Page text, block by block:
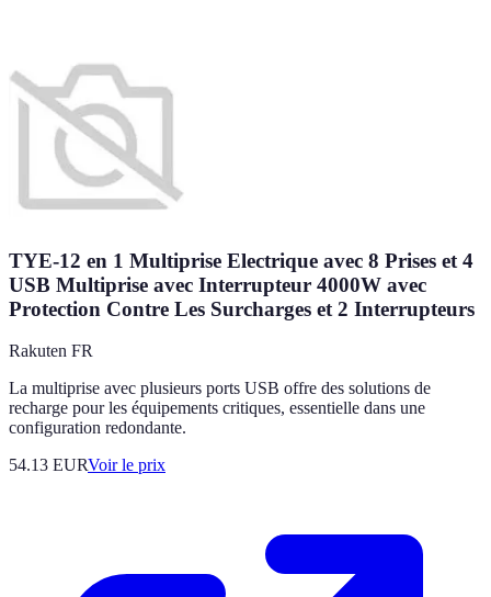
TYE-12 en 1 Multiprise Electrique avec 8 Prises et 4
USB Multiprise avec Interrupteur 4000W avec
Protection Contre Les Surcharges et 2 Interrupteurs
Rakuten FR
La multiprise avec plusieurs ports USB offre des solutions de
recharge pour les équipements critiques, essentielle dans une
configuration redondante.
54.13 EURVoir le prix